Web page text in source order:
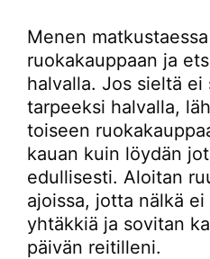
Menen
ruokakauppaan ja
halvalla. Jos sieltä ei
tarpeeksi halvalla,
toiseen
kauan kuin löydän
edullisesti. Aloitan
ajoissa, jotta nälkä ei
yhtäkkiä ja sovitan
päivän reitilleni.